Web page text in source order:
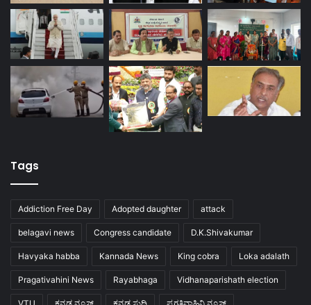
Tags
Addiction Free Day Adopted daughter attack
belagavi news Congress candidate D.K.Shivakumar
Havyaka habba Kannada News King cobra Loka adalath
Pragativahini News Rayabhaga Vidhanaparishath election